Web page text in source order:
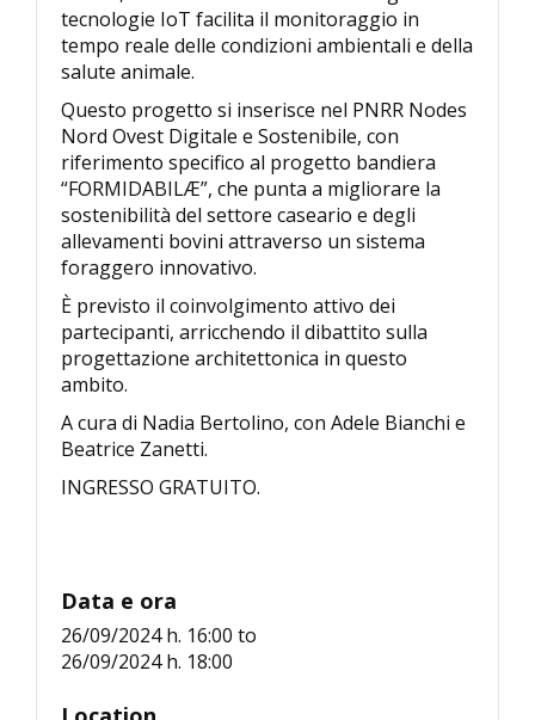
tecnologie IoT facilita il monitoraggio in
tempo reale delle condizioni ambientali e della
salute animale.
Questo progetto si inserisce nel PNRR Nodes
Nord Ovest Digitale e Sostenibile, con
riferimento specifico al progetto bandiera
“FORMIDABILÆ”, che punta a migliorare la
sostenibilità del settore caseario e degli
allevamenti bovini attraverso un sistema
foraggero innovativo.
È previsto il coinvolgimento attivo dei
partecipanti, arricchendo il dibattito sulla
progettazione architettonica in questo
ambito.
A cura di Nadia Bertolino, con Adele Bianchi e
Beatrice Zanetti.
INGRESSO GRATUITO.
Data e ora
26/09/2024 h. 16:00 to
26/09/2024 h. 18:00